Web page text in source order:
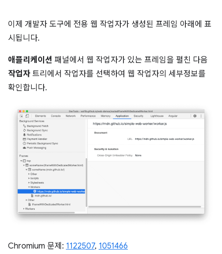
이제 개발자 도구에 전용 웹 작업자가 생성된 프레임 아래에 표
시됩니다.
애플리케이션 패널에서 웹 작업자가 있는 프레임을 펼친 다음
작업자 트리에서 작업자를 선택하여 웹 작업자의 세부정보를
확인합니다.
Chromium 문제: 1122507, 1051466